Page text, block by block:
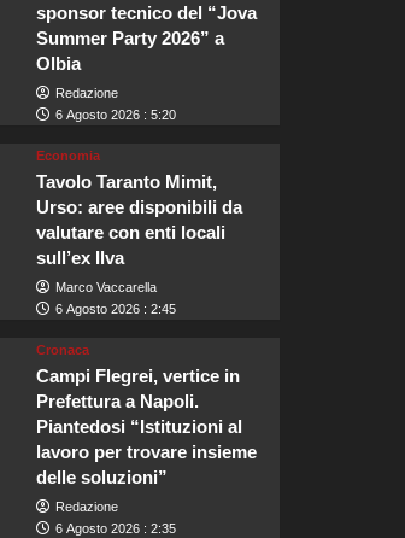
sponsor tecnico del “Jova
Summer Party 2026” a
Olbia
Redazione
6 Agosto 2026 : 5:20
Economia
Tavolo Taranto Mimit,
Urso: aree disponibili da
valutare con enti locali
sull’ex Ilva
Marco Vaccarella
6 Agosto 2026 : 2:45
Cronaca
Campi Flegrei, vertice in
Prefettura a Napoli.
Piantedosi “Istituzioni al
lavoro per trovare insieme
delle soluzioni”
Redazione
6 Agosto 2026 : 2:35